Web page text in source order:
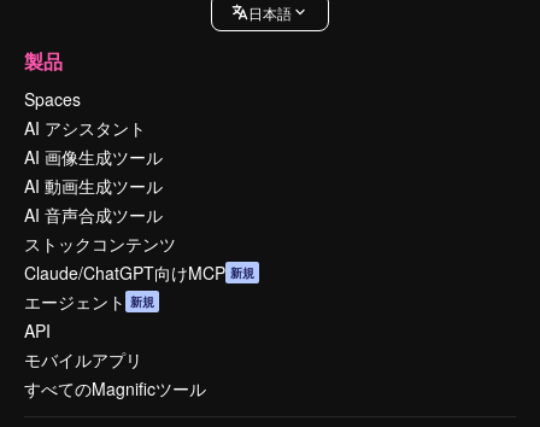
日本語
製品
Spaces
AI アシスタント
AI 画像生成ツール
AI 動画生成ツール
AI 音声合成ツール
ストックコンテンツ
Claude/ChatGPT向けMCP 新規
エージェント 新規
API
モバイルアプリ
すべてのMagnificツール